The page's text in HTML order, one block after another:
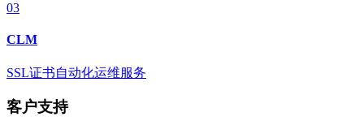
03
CLM
SSL证书自动化运维服务
客户支持